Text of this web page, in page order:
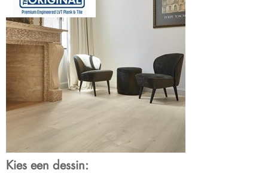
Kies een dessin: